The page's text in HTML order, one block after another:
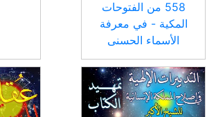
558 من الفتوحات
المكية - في معرفة
الأسماء الحسنى